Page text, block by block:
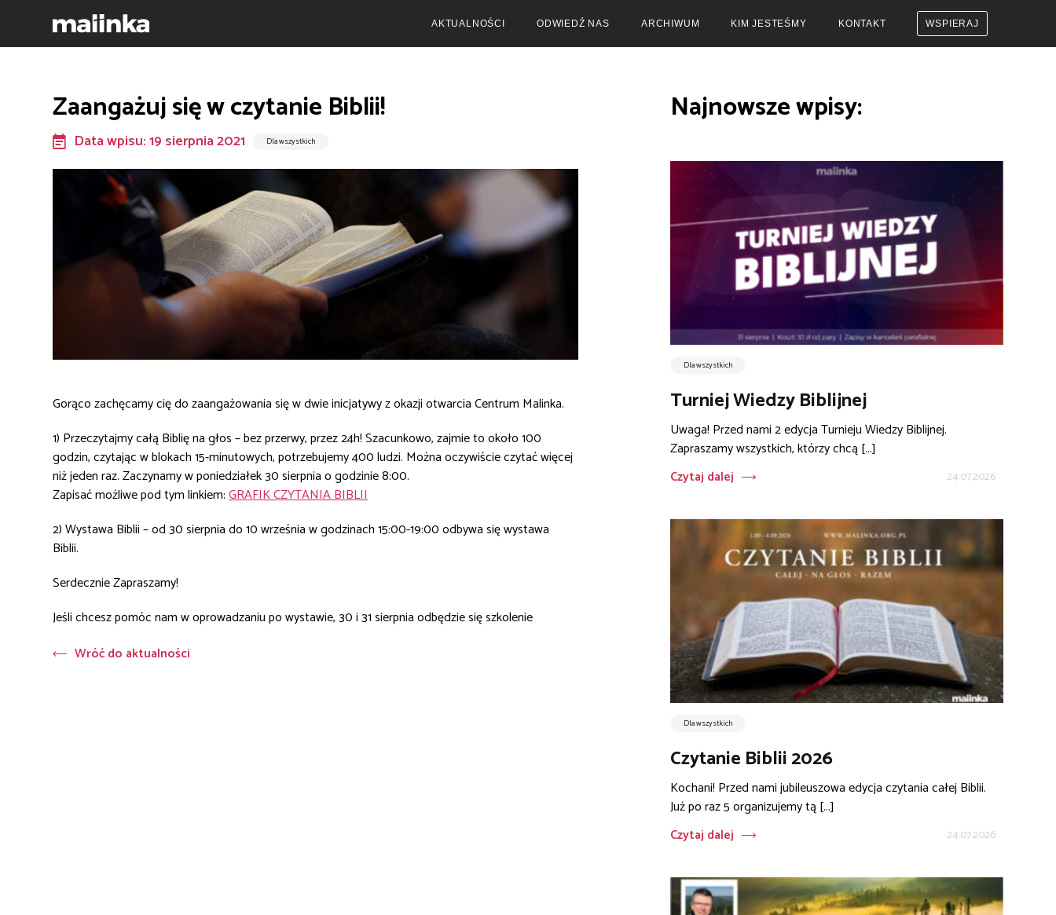
AKTUALNOŚCI ODWIEDŹ NAS ARCHIWUM KIM JESTEŚMY KONTAKT WSPIERAJ
Zaangażuj się w czytanie Biblii!
Data wpisu: 19 sierpnia 2021 Dla wszystkich
Gorąco zachęcamy cię do zaangażowania się w dwie inicjatywy z okazji otwarcia Centrum Malinka.
1) Przeczytajmy całą Biblię na głos – bez przerwy, przez 24h! Szacunkowo, zajmie to około 100
godzin, czytając w blokach 15-minutowych, potrzebujemy 400 ludzi. Można oczywiście czytać więcej
niż jeden raz. Zaczynamy w poniedziałek 30 sierpnia o godzinie 8:00.
Zapisać możliwe pod tym linkiem:GRAFIK CZYTANIA BIBLII
2) Wystawa Biblii – od 30 sierpnia do 10 września w godzinach 15:00-19:00 odbywa się wystawa
Biblii.
Serdecznie Zapraszamy!
Jeśli chcesz pomóc nam w oprowadzaniu po wystawie, 30 i 31 sierpnia odbędzie się szkolenie
Wróć do aktualności
Najnowsze wpisy:
Dla wszystkich
Turniej Wiedzy Biblijnej
Uwaga! Przed nami 2 edycja Turnieju Wiedzy Biblijnej.
Zapraszamy wszystkich, którzy chcą [...]
Czytaj dalej
24.07.2026
Dla wszystkich
Czytanie Biblii 2026
Kochani! Przed nami jubileuszowa edycja czytania całej Biblii.
Już po raz 5 organizujemy tą [...]
Czytaj dalej
24.07.2026